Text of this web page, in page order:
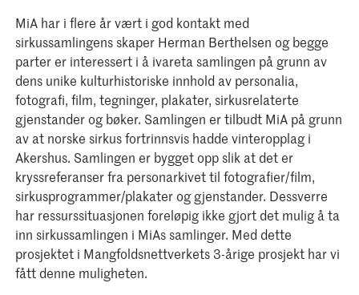
MiA har i flere år vært i god kontakt med
sirkussamlingens skaper Herman Berthelsen og begge
parter er interessert i å ivareta samlingen på grunn av
dens unike kulturhistoriske innhold av personalia,
fotografi, film, tegninger, plakater, sirkusrelaterte
gjenstander og bøker. Samlingen er tilbudt MiA på grunn
av at norske sirkus fortrinnsvis hadde vinteropplag i
Akershus. Samlingen er bygget opp slik at det er
kryssreferanser fra personarkivet til fotografier/film,
sirkusprogrammer/plakater og gjenstander. Dessverre
har ressurssituasjonen foreløpig ikke gjort det mulig å ta
inn sirkussamlingen i MiAs samlinger. Med dette
prosjektet i Mangfoldsnettverkets 3-årige prosjekt har vi
fått denne muligheten.